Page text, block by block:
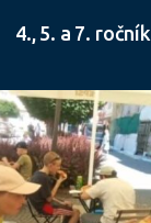
4., 5. a 7. ročník